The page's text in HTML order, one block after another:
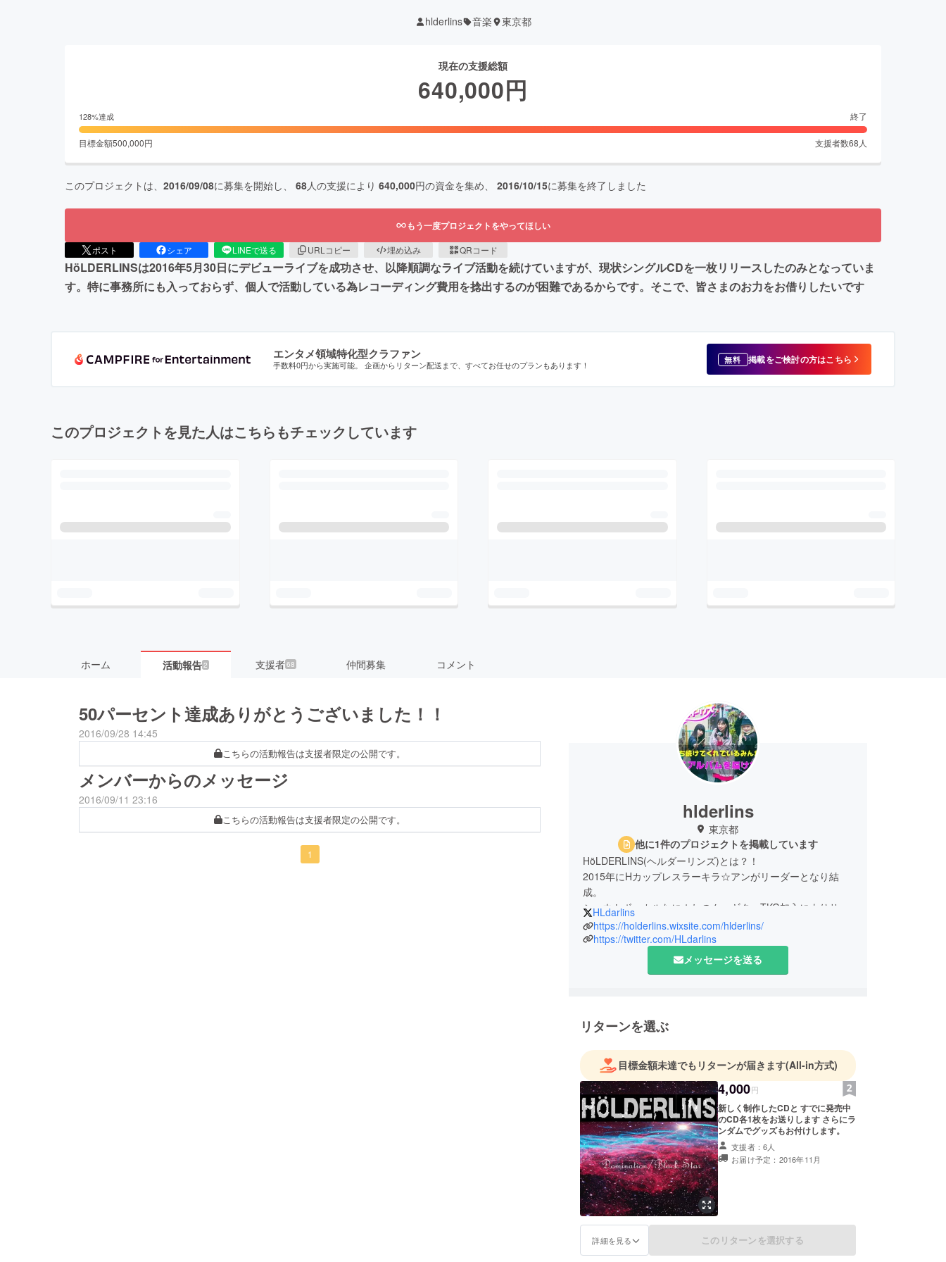
hlderlins 音楽 東京都
現在の支援総額
640,000円
128%達成 終了
目標金額500,000円 支援者数68 人
このプロジェクトは、 2016/09/08に募集を開始し、 68人の支援により 640,000円の資金を集め、 2016/10/15に募集を終了しました
もう一度プロジェクトをやってほしい
ポスト シェア LINEで送る URLコピー 埋め込み QRコード
HöLDERLINSは2016年5月30日にデビューライブを成功させ、以降順調なライブ活動を続けていますが、現状シングルCDを一枚リリースしたのみとなっていま
す。特に事務所にも入っておらず、個人で活動している為レコーディング費用を捻出するのが困難であるからです。そこで、皆さまのお力をお借りしたいです
エンタメ領域特化型クラファン
手数料0円から実施可能。 企画からリターン配送まで、すべてお任せのプランもあります！ 無料 掲載をご検討の方はこちら
このプロジェクトを見た人はこちらもチェックしています
ホーム 活動報告2 支援者68 仲間募集 コメント
50パーセント達成ありがとうございました！！
2016/09/28 14:45
こちらの活動報告は支援者限定の公開です。
メンバーからのメッセージ
2016/09/11 23:16
こちらの活動報告は支援者限定の公開です。
1
hlderlins
東京都
他に1件のプロジェクトを掲載しています
HöLDERLINS(ヘルダーリンズ)とは？！
2015年にHカップレスラーキラ☆アンがリーダーとなり結
成。
シャウトボーカルなにぬねのん、ギターTKG加入によりサウ
ンドに厚みが増しまくる。
現在はサポートにBUN.MJ.キャシーを迎え、最高の音源を誠
2016年5月30日TSUTAYA O-crestにて自主企画の初お披露目
その後2018年8月18日には新宿ライブハウス3会場を貸し
2019年には台湾大型サーキットフェス覚醒音楽祭にも出演。
今後とも海外フェスを視野に入れ活動していく予定だ。
本メンバーも募集中！
HLdarlins
https://holderlins.wixsite.com/hlderlins/
https://twitter.com/HLdarlins
メッセージを送る
リターンを選ぶ
目標金額未達でもリターンが届きます(All-in方式)
4,000円
新しく制作したCDと すでに発売中
のCD各1枚をお送りします さらにラ
ンダムでグッズもお付けします。
支援者：6人
お届け予定：2016年11月
詳細を見る このリターンを選択する